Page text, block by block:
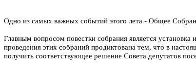
Одно из самых важных событий этого лета - Общее
Главным вопросом повестки собрания является
проведения этих собраний продиктована тем, что в
получить соответствующее решение Совета депутатов